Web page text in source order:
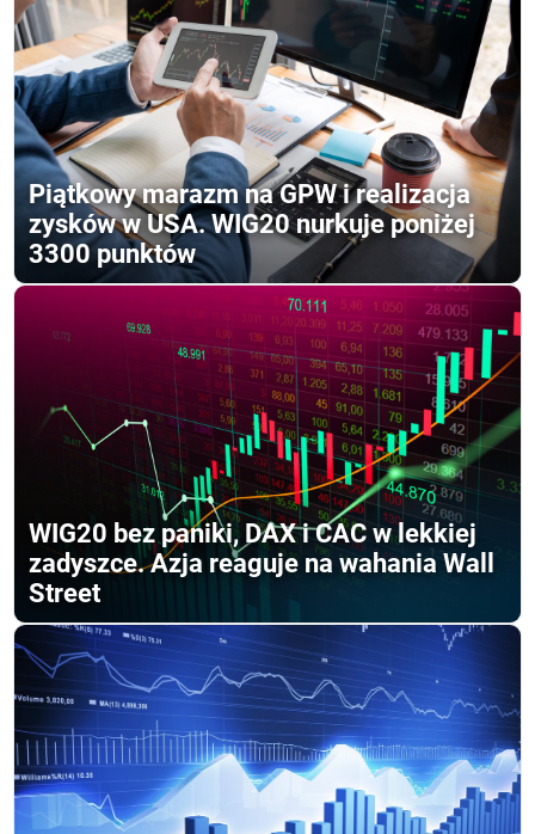
Piątkowy marazm na GPW i realizacja
zysków w USA. WIG20 nurkuje poniżej
3300 punktów
WIG20 bez paniki, DAX i CAC w lekkiej
zadyszce. Azja reaguje na wahania Wall
Street